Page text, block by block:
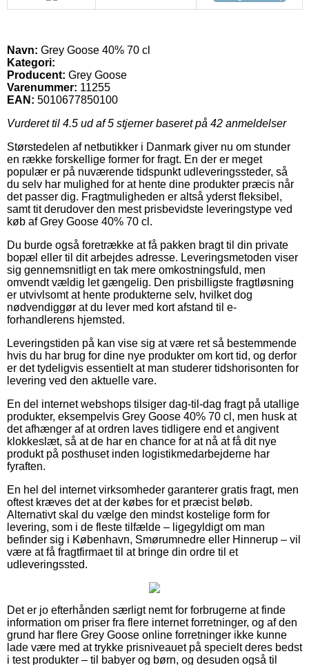
Navn: Grey Goose 40% 70 cl
Kategori:
Producent: Grey Goose
Varenummer: 11255
EAN: 5010677850100
Vurderet til 4.5 ud af 5 stjerner baseret på 42 anmeldelser
Størstedelen af netbutikker i Danmark giver nu om stunder
en række forskellige former for fragt. En der er meget
populær er på nuværende tidspunkt udleveringssteder, så
du selv har mulighed for at hente dine produkter præcis når
det passer dig. Fragtmuligheden er altså yderst fleksibel,
samt tit derudover den mest prisbevidste leveringstype ved
køb af Grey Goose 40% 70 cl.
Du burde også foretrække at få pakken bragt til din private
bopæl eller til dit arbejdes adresse. Leveringsmetoden viser
sig gennemsnitligt en tak mere omkostningsfuld, men
omvendt vældig let gængelig. Den prisbilligste fragtløsning
er utvivlsomt at hente produkterne selv, hvilket dog
nødvendiggør at du lever med kort afstand til e-
forhandlerens hjemsted.
Leveringstiden på kan vise sig at være ret så bestemmende
hvis du har brug for dine nye produkter om kort tid, og derfor
er det tydeligvis essentielt at man studerer tidshorisonten for
levering ved den aktuelle vare.
En del internet webshops tilsiger dag-til-dag fragt på utallige
produkter, eksempelvis Grey Goose 40% 70 cl, men husk at
det afhænger af at ordren laves tidligere end et angivent
klokkeslæt, så at de har en chance for at nå at få dit nye
produkt på posthuset inden logistikmedarbejderne har
fyraften.
En hel del internet virksomheder garanterer gratis fragt, men
oftest kræves det at der købes for et præcist beløb.
Alternativt skal du vælge den mindst kostelige form for
levering, som i de fleste tilfælde – ligegyldigt om man
befinder sig i København, Smørumnedre eller Hinnerup – vil
være at få fragtfirmaet til at bringe din ordre til et
udleveringssted.
Det er jo efterhånden særligt nemt for forbrugerne at finde
information om priser fra flere internet forretninger, og af den
grund har flere Grey Goose online forretninger ikke kunne
lade være med at trykke prisniveauet på specielt deres bedst
i test produkter – til babyer og børn, og desuden også til